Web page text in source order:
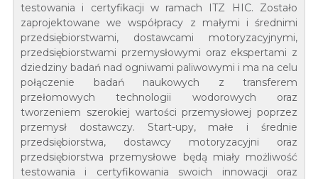
testowania i certyfikacji w ramach ITZ HIC. Zostało
zaprojektowane we współpracy z małymi i średnimi
przedsiębiorstwami, dostawcami motoryzacyjnymi,
przedsiębiorstwami przemysłowymi oraz ekspertami z
dziedziny badań nad ogniwami paliwowymi i ma na celu
połączenie badań naukowych z transferem
przełomowych technologii wodorowych oraz
tworzeniem szerokiej wartości przemysłowej poprzez
przemysł dostawczy. Start-upy, małe i średnie
przedsiębiorstwa, dostawcy motoryzacyjni oraz
przedsiębiorstwa przemysłowe będą miały możliwość
testowania i certyfikowania swoich innowacji oraz